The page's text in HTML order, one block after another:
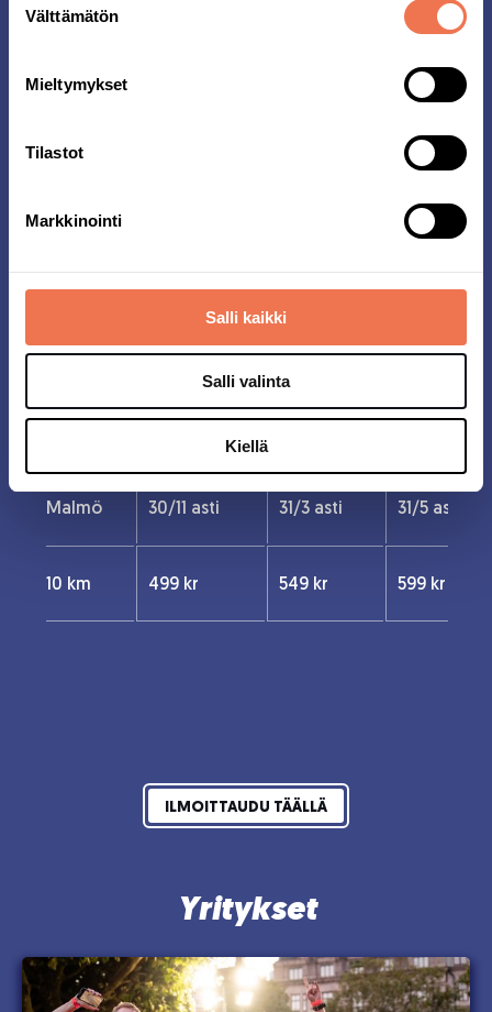
valinta
Välttämätön
Mieltymykset
Tilastot
Markkinointi
Salli kaikki
Salli valinta
Kiellä
yhteydessä valitsemastasi Stadium-myymälästä.
Jos haluat, että paita lähetetään kotiisi, tilaa se
Aloitusmaksut 2026:
Malmö 2026
Malmö 30/11 asti 31/3 asti 31/5 asti
10 km 499 kr 549 kr 599 kr
ILMOITTAUDU TÄÄLLÄ
Yritykset